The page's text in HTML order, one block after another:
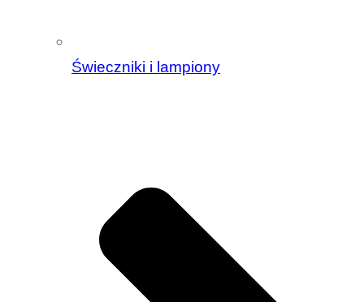
Świeczniki i lampiony